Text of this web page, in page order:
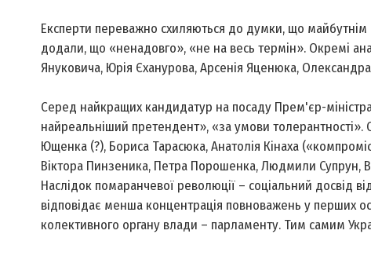
Експерти переважно схиляються до думки, що
додали, що «ненадовго», «не на весь термін». Окремі
Януковича, Юрія Єханурова, Арсенія Яценюка,
Серед найкращих кандидатур на посаду Прем'єр-
найреальніший претендент», «за умови
Ющенка (?), Бориса Тарасюка, Анатолія Кінаха
Віктора Пинзеника, Петра Порошенка, Людмили Супрун,
Наслідок помаранчевої революції – соціальний досвід
відповідає менша концентрація повноважень у перших
колективного органу влади – парламенту. Тим самим